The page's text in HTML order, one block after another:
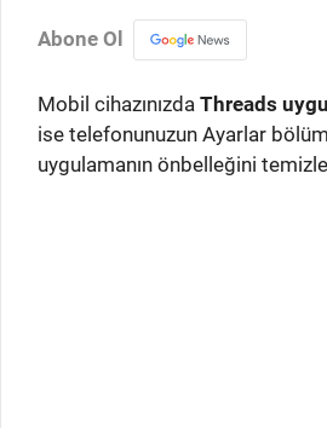
Abone Ol
Mobil cihazınızda Threads
ise telefonunuzun Ayarlar
uygulamanın önbelleğini